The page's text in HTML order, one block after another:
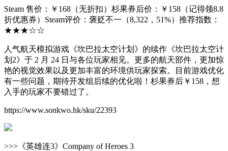
Steam 售价：￥168（无折扣）杉果券后价：￥158（记得领8.8
折优惠券）Steam评价：褒贬不一（8,322，51%）推荐指数：
★★★☆☆
人气航天模拟游戏《坎巴拉太空计划》的续作《坎巴拉太空计
划2》于 2 月 24 日与各位玩家相见。更多的航天部件，更加惊
艳的视觉效果以及更加丰富的环境供玩家探索。目前游戏优化
有一些问题，期待开发组后续的优化啦！杉果券后￥158，想
入手的玩家不要错过了。
https://www.sonkwo.hk/sku/22393
>>>《英雄连3》Company of Heroes 3